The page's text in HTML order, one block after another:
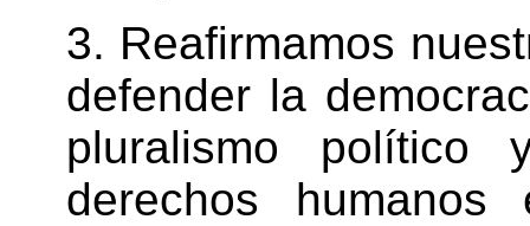
3. Reafirmamos
defender la
pluralismo
derechos